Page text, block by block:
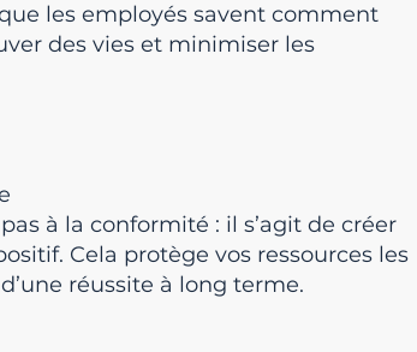
les employés savent comment
des vies et minimiser les
à la conformité : il s’agit de créer
Cela protège vos ressources les
réussite à long terme.